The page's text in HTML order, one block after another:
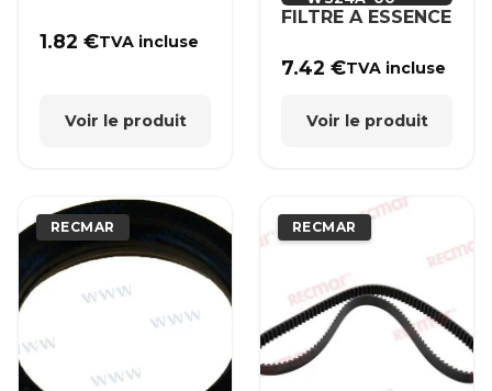
1.82€TVA incluse
Voir le produit
FILTRE A ESSENCE
7.42€TVA incluse
Voir le produit
RECMAR RECMAR